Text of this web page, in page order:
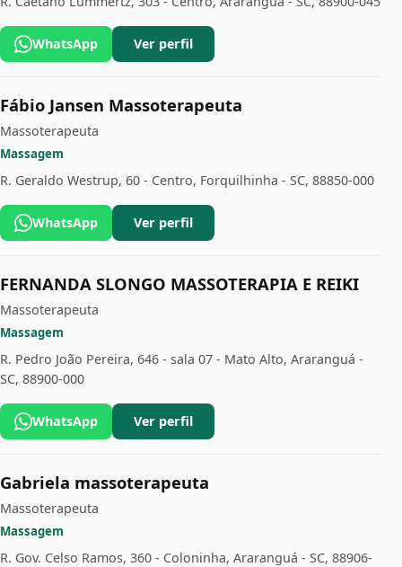
WhatsApp Ver perfil
Fábio Jansen Massoterapeuta
Massoterapeuta
Massagem
R. Geraldo Westrup, 60 - Centro, Forquilhinha - SC, 88850-000
WhatsApp Ver perfil
FERNANDA SLONGO MASSOTERAPIA E REIKI
Massoterapeuta
Massagem
R. Pedro João Pereira, 646 - sala 07 - Mato Alto, Araranguá -
SC, 88900-000
WhatsApp Ver perfil
Gabriela massoterapeuta
Massoterapeuta
Massagem
R. Gov. Celso Ramos, 360 - Coloninha, Araranguá - SC, 88906-